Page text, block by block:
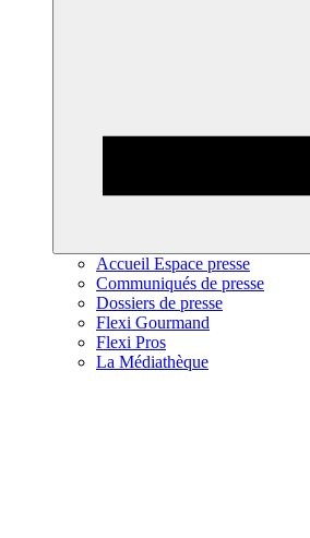
Accueil Espace presse
Communiqués de presse
Dossiers de presse
Flexi Gourmand
Flexi Pros
La Médiathèque